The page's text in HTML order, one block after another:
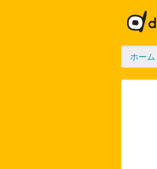
ホーム